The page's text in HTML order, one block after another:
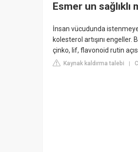
Esmer un sağlıklı
İnsan vücudunda
kolesterol artışını
çinko, lif, flavonoid rutin
Kaynak kaldırma talebi |